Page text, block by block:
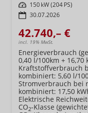
Leistung 150 kW (204 PS)
30.07.2026
42.740,– €
incl. 19% MwSt.
Energieverbrauch
0,40 l/100km + 16,70
Kraftstoffverbrauch
kombiniert: 5,60 l/
Stromverbrauch bei
kombiniert: 17,50
Elektrische
CO2-Klasse